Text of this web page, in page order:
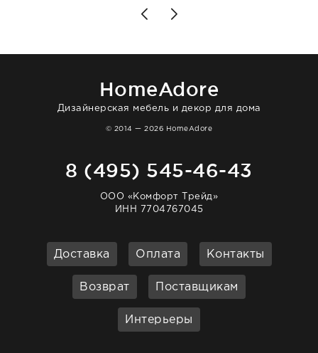
Позже заказывала остальные приборы -
доставили сдэком на следующий день к
отвечает очень быстро. Взаимодействием
HomeAdore
Дизайнерская мебель и декор для дома
© 2014 — 2026 HomeAdore
8 (495) 545-46-43
ООО «Комфорт Трейд»
ИНН 7704767045
Доставка Оплата Контакты
Возврат Поставщикам
Интерьеры